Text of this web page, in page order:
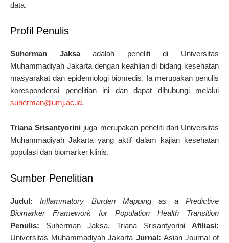
data.
Profil Penulis
Suherman Jaksaadalah peneliti di Universitas
Muhammadiyah Jakarta dengan keahlian di bidang kesehatan
masyarakat dan epidemiologi biomedis. Ia merupakan penulis
korespondensi penelitian ini dan dapat dihubungi melalui
suherman@umj.ac.id.
Triana Srisantyorini juga merupakan peneliti dari Universitas
Muhammadiyah Jakarta yang aktif dalam kajian kesehatan
populasi dan biomarker klinis.
Sumber Penelitian
Judul:
Inflammatory Burden Mapping as a Predictive
Biomarker Framework for Population Health Transition
Penulis: Suherman Jaksa, Triana Srisantyorini Afiliasi:
Universitas Muhammadiyah Jakarta Jurnal: Asian Journal of